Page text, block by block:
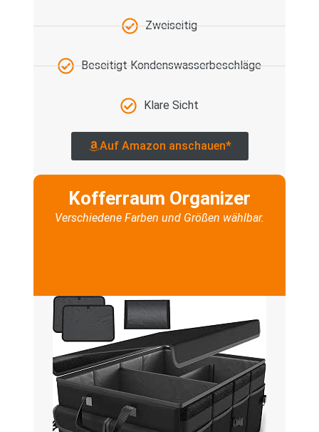
Zweiseitig
Beseitigt Kondenswasserbeschläge
Klare Sicht
Auf Amazon anschauen*
Kofferraum Organizer
Verschiedene Farben und Größen wählbar.